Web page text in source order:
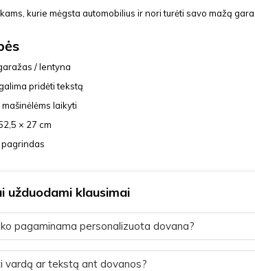
kurie mėgsta automobilius ir nori turėti savo mažą
/ lentyna
pridėti tekstą
laikyti
× 27 cm
užduodami klausimai
pagaminama personalizuota dovana?
vardą ar tekstą ant dovanos?